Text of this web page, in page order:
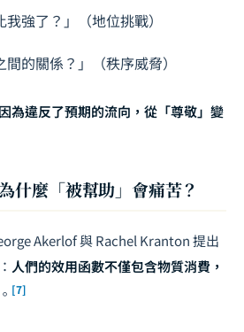
我強了？」（地位挑戰）
間的關係？」（秩序威脅）
為違反了預期的流向，從「尊敬」變
什麼「被幫助」會痛苦？
Akerlof 與 Rachel Kranton 提出
人們的效用函數不僅包含物質消費，
。 [7]